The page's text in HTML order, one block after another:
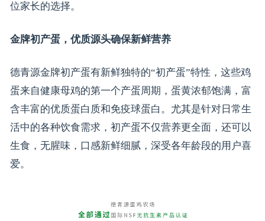
位家长的选择。
金牌初产蛋，优质源头确保新鲜营养
德青源金牌初产蛋有新鲜独特的“初产蛋”特性，这些鸡
蛋来自健康母鸡的第一个产蛋周期，蛋黄浓郁饱满，富
含丰富的优质蛋白质和免疫球蛋白。尤其是针对日常生
活中的各种饮食需求，初产蛋不仅营养更全面，还可以
生食，无腥味，口感新鲜细腻，深受各年龄段的用户喜
爱。